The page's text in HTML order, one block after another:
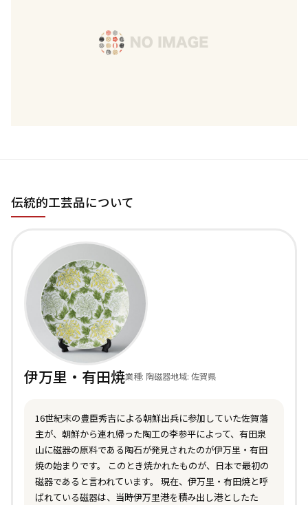
伝統的工芸品について
伊万里・有田焼業種: 陶磁器地域: 佐賀県
16世紀末の豊臣秀吉による朝鮮出兵に参加していた佐賀藩
主が、朝鮮から連れ帰った陶工の李参平によって、有田泉
山に磁器の原料である陶石が発見されたのが伊万里・有田
焼の始まりです。 このとき焼かれたものが、日本で最初の
磁器であると言われています。 現在、伊万里・有田焼と呼
ばれている磁器は、当時伊万里港を積み出し港としたた